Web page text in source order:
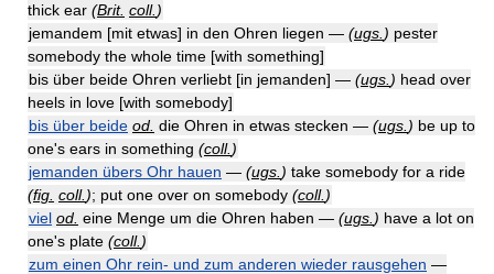
thick ear (Brit. coll. )
jemandem [mit etwas] in den Ohren liegen — (ugs. ) pester
somebody the whole time [with something]
bis über beide Ohren verliebt [in jemanden] — (ugs. ) head over
heels in love [with somebody]
bis über beide od. die Ohren in etwas stecken — (ugs. ) be up to
one's ears in something (coll. )
jemanden übers Ohr hauen — (ugs. ) take somebody for a ride
(fig. coll. ); put one over on somebody (coll. )
viel od. eine Menge um die Ohren haben — (ugs. ) have a lot on
one's plate (coll. )
zum einen Ohr rein- und zum anderen wieder rausgehen —